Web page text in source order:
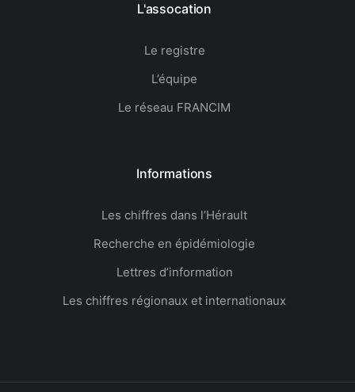
L'assocation
Le registre
L’équipe
Le réseau FRANCIM
Informations
Les chiffres dans l’Hérault​
Recherche en épidémiologie
Lettres d’information
Les chiffres régionaux et internationaux